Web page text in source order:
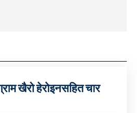
खैरो हेरोइनसहित चार